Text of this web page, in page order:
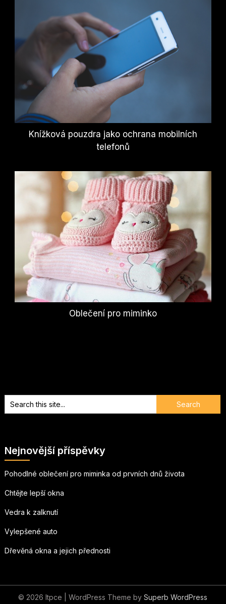
Knížková pouzdra jako ochrana mobilních
telefonů
Oblečení pro miminko
Nejnovější příspěvky
Pohodlné oblečení pro miminka od prvních dnů života
Chtějte lepší okna
Vedra k zalknutí
Vylepšené auto
Dřevěná okna a jejich přednosti
© 2026 Itpce | WordPress Theme bySuperb WordPress